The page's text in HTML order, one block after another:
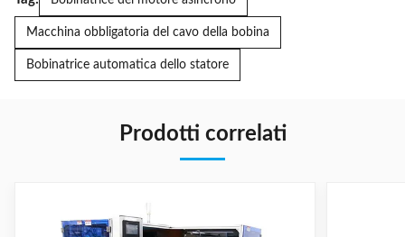
Macchina obbligatoria del cavo della bobina
Bobinatrice automatica dello statore
Prodotti correlati